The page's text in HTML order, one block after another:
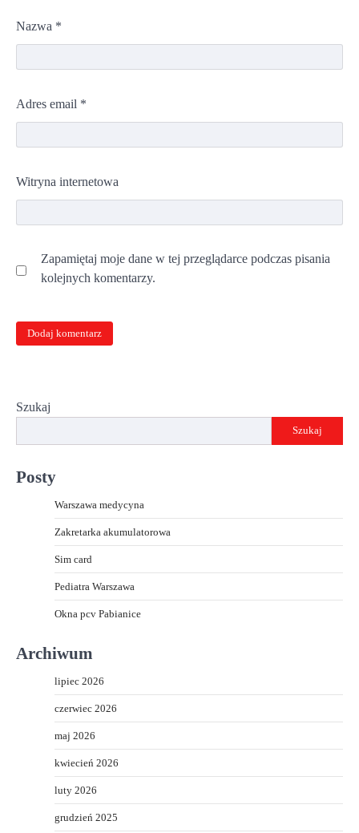
Nazwa *
Adres email *
Witryna internetowa
Zapamiętaj moje dane w tej przeglądarce podczas pisania
kolejnych komentarzy.
Szukaj
Szukaj
Posty
Warszawa medycyna
Zakretarka akumulatorowa
Sim card
Pediatra Warszawa
Okna pcv Pabianice
Archiwum
lipiec 2026
czerwiec 2026
maj 2026
kwiecień 2026
luty 2026
grudzień 2025